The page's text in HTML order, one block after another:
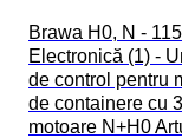
Brawa H0, N -
Electronică (1) -
de control pentru
de containere cu 3
motoare N+H0